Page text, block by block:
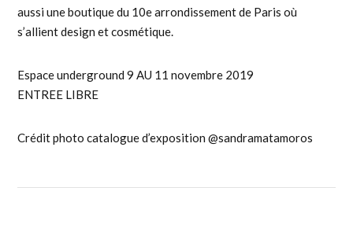
aussi une boutique du 10e arrondissement de Paris où
s’allient design et cosmétique.
Espace underground 9 AU 11 novembre 2019
ENTREE LIBRE
Crédit photo catalogue d’exposition @sandramatamoros